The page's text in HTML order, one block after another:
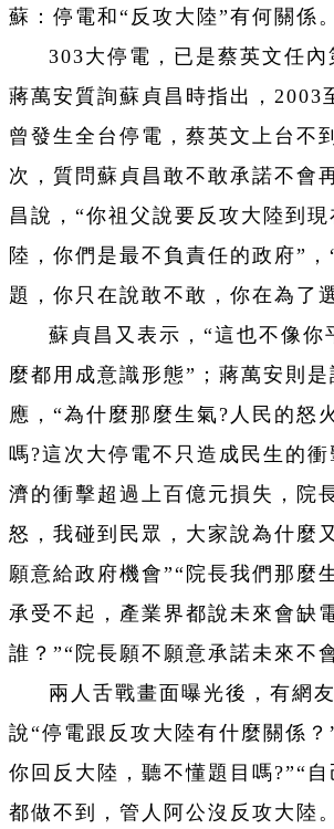
蘇：停電和“反攻大陸”有何關係。
303大停電，已是蔡英文任內
蔣萬安質詢蘇貞昌時指出，2003
曾發生全台停電，蔡英文上台不
次，質問蘇貞昌敢不敢承諾不會
昌說，“你祖父說要反攻大陸到
陸，你們是最不負責任的政府”，
題，你只在說敢不敢，你在為了
蘇貞昌又表示，“這也不像你
麼都用成意識形態”；蔣萬安則是
應，“為什麼那麼生氣?人民的怒
嗎?這次大停電不只造成民生的
濟的衝擊超過上百億元損失，院
怒，我碰到民眾，大家說為什麼
願意給政府機會”“院長我們那麼
承受不起，產業界都說未來會缺
誰？”“院長願不願意承諾未來不
兩人舌戰畫面曝光後，有網
說“停電跟反攻大陸有什麼關係？
你回反大陸，聽不懂題目嗎?”“
都做不到，管人阿公沒反攻大陸